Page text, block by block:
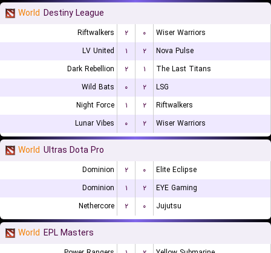
World Destiny League
Riftwalkers ۲ ۰
Wiser Warriors
LV United
۱ ۲
Nova Pulse
Dark Rebellion
۲ ۱
The Last Titans
Wild Bats
۰ ۲
LSG
Night Force
۱ ۲
Riftwalkers
Lunar Vibes
۰ ۲ Wiser Warriors
World Ultras Dota Pro
Dominion ۲ ۰
Elite Eclipse
Dominion
۱ ۲
EYE Gaming
Nethercore
۲ ۰ Jujutsu
World EPL Masters